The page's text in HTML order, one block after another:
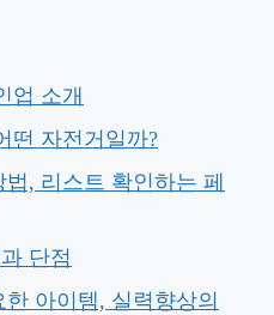
업 소개
떤 자전거일까?
, 리스트 확인하는 페
단점
아이템, 실력향상의